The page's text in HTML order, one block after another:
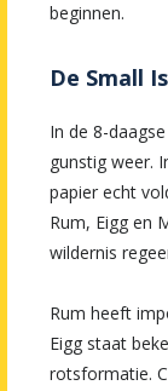
beginnen.
De Small
In de 8-
gunstig weer.
papier echt
Rum, Eigg en
wildernis
Rum heeft
Eigg staat
rotsformatie.